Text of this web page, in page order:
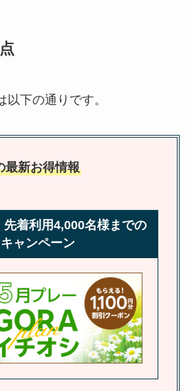
以下の通りです。
最新お得情報
先着利用4,000名様までの
キャンペーン